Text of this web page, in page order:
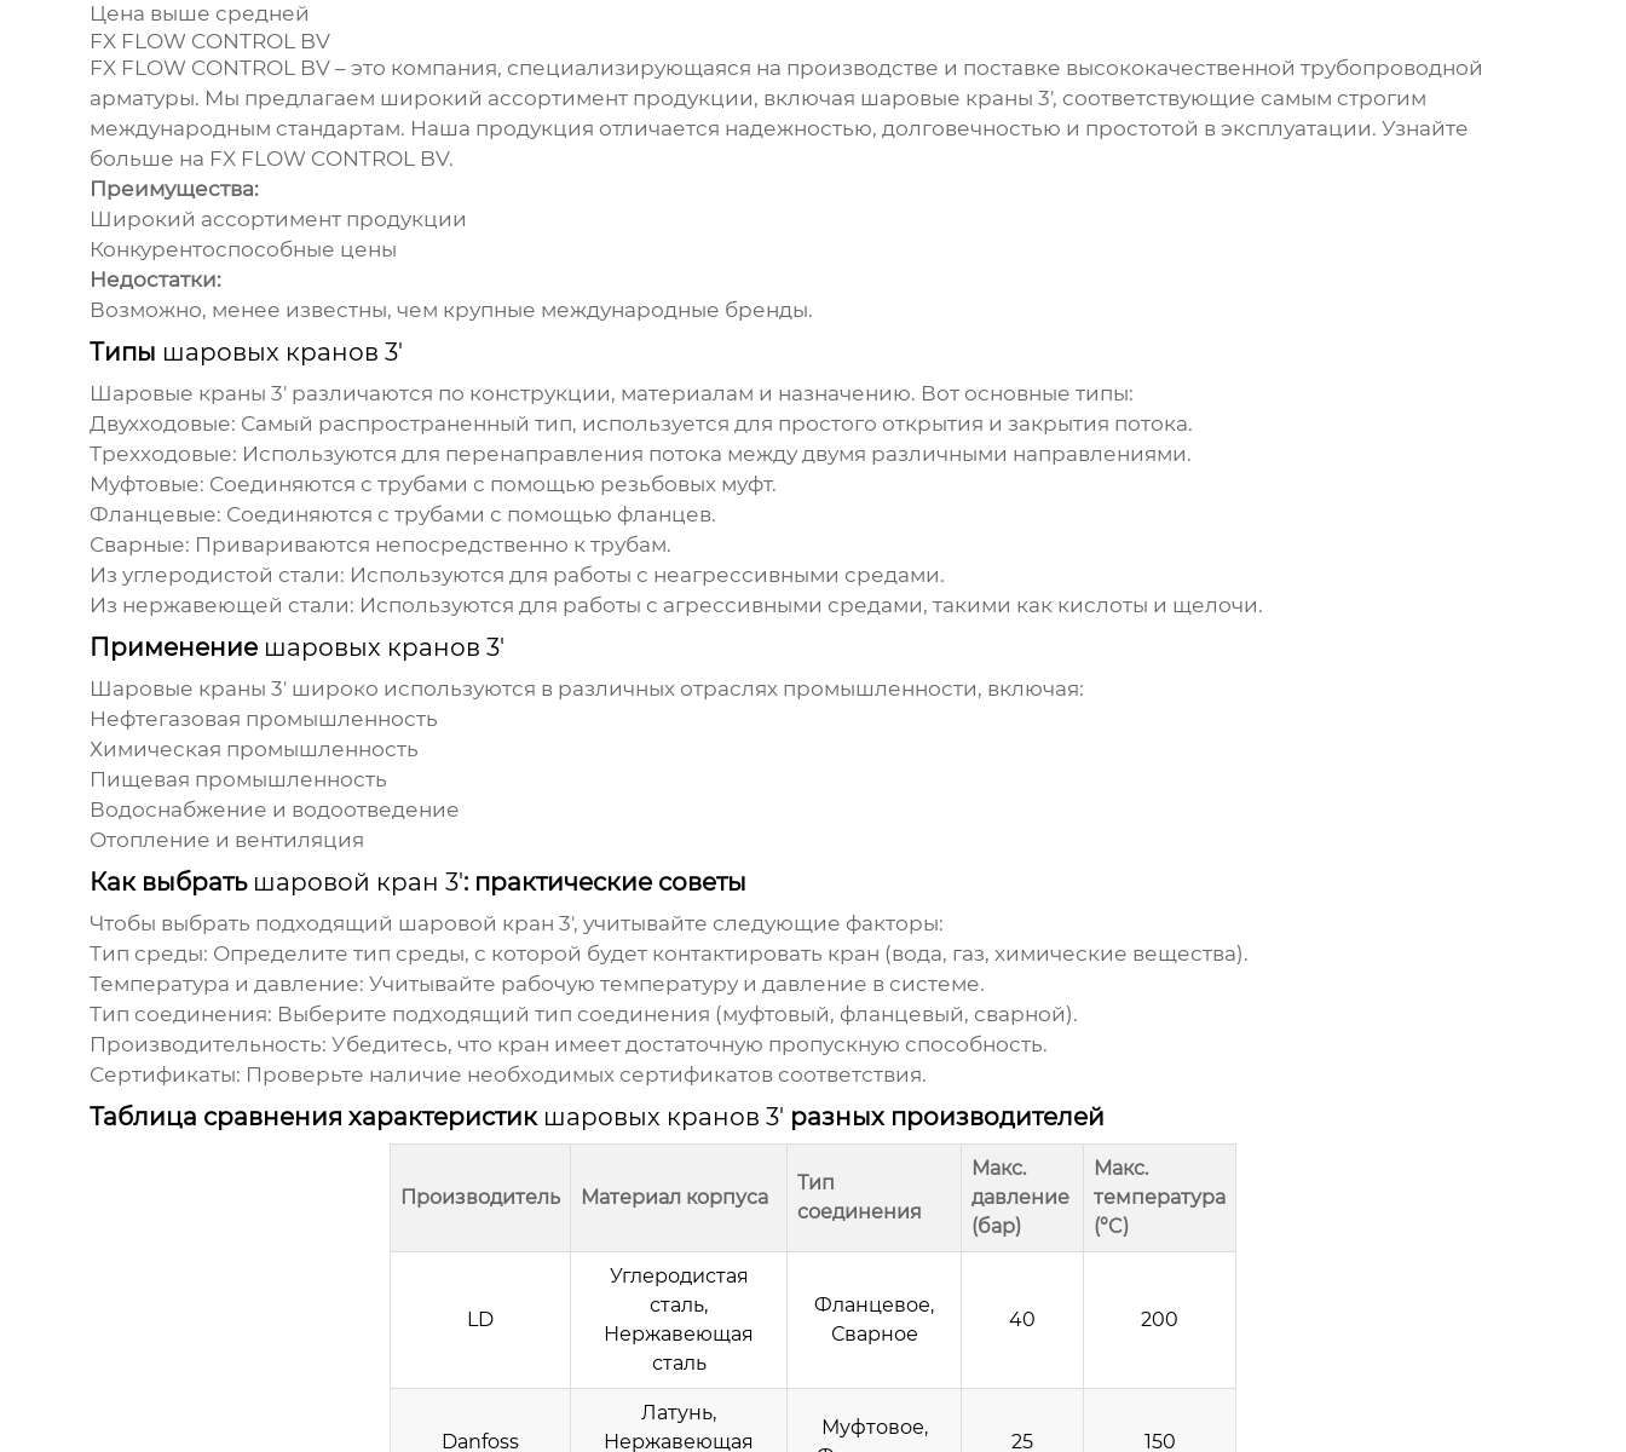
Цена выше средней
FX FLOW CONTROL BV
FX FLOW CONTROL BV– это компания, специализирующаяся на производстве и поставке высококачественной трубопроводной
арматуры. Мы предлагаем широкий ассортимент продукции, включая шаровые краны 3', соответствующие самым строгим
международным стандартам. Наша продукция отличается надежностью, долговечностью и простотой в эксплуатации. Узнайте
больше на FX FLOW CONTROL BV.
Преимущества:
Широкий ассортимент продукции
Конкурентоспособные цены
Недостатки:
Возможно, менее известны, чем крупные международные бренды.
Типы шаровых кранов 3'
Шаровые краны 3'различаются по конструкции, материалам и назначению. Вот основные типы:
Двухходовые: Самый распространенный тип, используется для простого открытия и закрытия потока.
Трехходовые: Используются для перенаправления потока между двумя различными направлениями.
Муфтовые: Соединяются с трубами с помощью резьбовых муфт.
Фланцевые: Соединяются с трубами с помощью фланцев.
Сварные: Привариваются непосредственно к трубам.
Из углеродистой стали: Используются для работы с неагрессивными средами.
Из нержавеющей стали: Используются для работы с агрессивными средами, такими как кислоты и щелочи.
Применение шаровых кранов 3'
Шаровые краны 3'широко используются в различных отраслях промышленности, включая:
Нефтегазовая промышленность
Химическая промышленность
Пищевая промышленность
Водоснабжение и водоотведение
Отопление и вентиляция
Как выбрать шаровой кран 3': практические советы
Чтобы выбрать подходящий шаровой кран 3', учитывайте следующие факторы:
Тип среды: Определите тип среды, с которой будет контактировать кран (вода, газ, химические вещества).
Температура и давление: Учитывайте рабочую температуру и давление в системе.
Тип соединения: Выберите подходящий тип соединения (муфтовый, фланцевый, сварной).
Производительность: Убедитесь, что кран имеет достаточную пропускную способность.
Сертификаты: Проверьте наличие необходимых сертификатов соответствия.
Таблица сравнения характеристик шаровых кранов 3' разных производителей
Производитель Материал корпуса
Тип
соединения
Макс.
давление
(бар)
Макс.
температура
(°C)
LD
Углеродистая
сталь,
Нержавеющая
сталь
Фланцевое,
Сварное
40 200
Danfoss
Латунь,
Нержавеющая
Муфтовое,
25 150